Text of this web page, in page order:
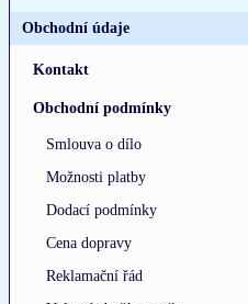
Obchodní údaje
Kontakt
Obchodní podmínky
Smlouva o dílo
Možnosti platby
Dodací podmínky
Cena dopravy
Reklamační řád